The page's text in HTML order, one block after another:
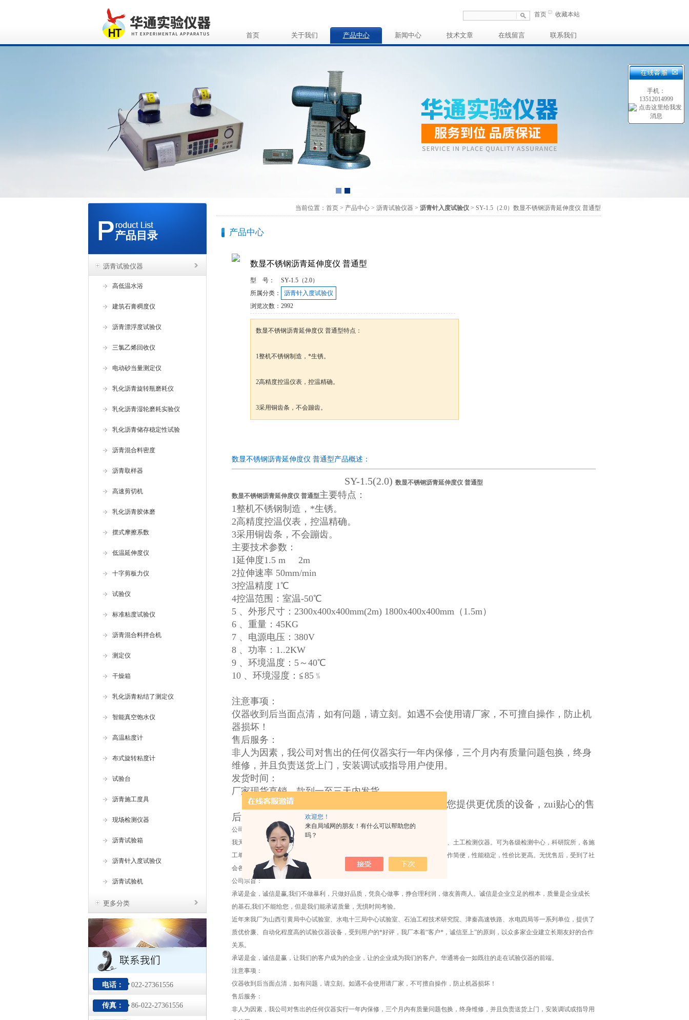
欢迎您！
来自局域网的朋友！有什么可以帮助您的
吗？
首页 收藏本站
首页 关于我们 产品中心 新闻中心 技术文章 在线留言 联系我们
产品目录
沥青试验仪器
高低温水浴
建筑石膏稠度仪
沥青漂浮度试验仪
三氯乙烯回收仪
电动砂当量测定仪
乳化沥青旋转瓶磨耗仪
乳化沥青湿轮磨耗实验仪
乳化沥青储存稳定性试验
沥青混合料密度
沥青取样器
高速剪切机
乳化沥青胶体磨
摆式摩擦系数
低温延伸度仪
十字剪板力仪
试验仪
标准粘度试验仪
沥青混合料拌合机
测定仪
干燥箱
乳化沥青粘结了测定仪
智能真空饱水仪
高温粘度计
布式旋转粘度计
试验台
沥青施工度具
现场检测仪器
沥青试验箱
沥青针入度试验仪
沥青试验机
更多分类
电话： 022-27361556
传真： 86-022-27361556
当前位置： 首页 > 产品中心 > 沥青试验仪器 > 沥青针入度试验仪 > SY-1.5（2.0）数显不锈钢沥青延伸度仪 普通型
产品中心
数显不锈钢沥青延伸度仪 普通型
型 号：
SY-1.5（2.0）
所属分类：
沥青针入度试验仪
浏览次数： 2992
数显不锈钢沥青延伸度仪 普通型特点：
1整机不锈钢制造，*生锈。
2高精度控温仪表，控温精确。
3采用铜齿条，不会蹦齿。
数显不锈钢沥青延伸度仪 普通型产品概述：
SY-1.5(2.0) 数显不锈钢沥青延伸度仪 普通型
数显不锈钢沥青延伸度仪 普通型主要特点：
1整机不锈钢制造，*生锈。
2高精度控温仪表，控温精确。
3采用铜齿条，不会蹦齿。
主要技术参数：
1延伸度1.5 m 2m
2拉伸速率 50mm/min
3控温精度 1℃
4控温范围：室温-50℃
5 、外形尺寸：2300x400x400mm(2m) 1800x400x400mm（1.5m）
6 、重量：45KG
7 、电源电压：380V
8 、功率：1..2KW
9 、环境温度：5～40℃
10 、环境湿度：≦85﹪
注意事项：
仪器收到后当面点清，如有问题，请立刻。如遇不会使用请厂家，不可擅自操作，防止机
器损坏！
售后服务：
非人为因素，我公司对售出的任何仪器实行一年内保修，三个月内有质量问题包换，终身
维修，并且负责送货上门，安装调试或指导用户使用。
发货时间：
厂家现货直销，款到一至三天内发货。
质优价廉，欢迎惠顾！天津市华通实验仪器厂为您提供更优质的设备，zui贴心的售
后服务！值得你的信赖！
公司简介：
我天津市华通实验仪器厂主要生产销售建筑公路试验仪器，各种砼、水泥、沥青、土工检测仪器。可为各级检测中心，科研院所，各施
工单位提供全套的试验仪器设备。十年来坚持走专业化道路，产品功能齐全，操作简便，性能稳定，性价比更高。无忧售后，受到了社
会各界的*好评。如有需求请随时洽谈。
公司宗旨：
承诺是金，诚信是赢,我们不做暴利，只做好品质，凭良心做事，挣合理利润，做友善商人。诚信是企业立足的根本，质量是企业成长
的基石,我们不能给您，但是我们能承诺质量，无惧时间考验。
近年来我厂为山西引黄局中心试验室、水电十三局中心试验室、石油工程技术研究院、津秦高速铁路、水电四局等一系列单位，提供了
质优价廉、自动化程度高的试验仪器设备，受到用户的*好评，我厂本着“客户*，诚信至上”的原则，以众多家企业建立长期友好的合作
关系。
承诺是金，诚信是赢，让我们的客户成为的企业，让的企业成为我们的客户。华通将会一如既往的走在试验仪器的前端。
注意事项：
仪器收到后当面点清，如有问题，请立刻。如遇不会使用请厂家，不可擅自操作，防止机器损坏！
售后服务：
非人为因素，我公司对售出的任何仪器实行一年内保修，三个月内有质量问题包换，终身维修，并且负责送货上门，安装调试或指导用
手机：
13512014999